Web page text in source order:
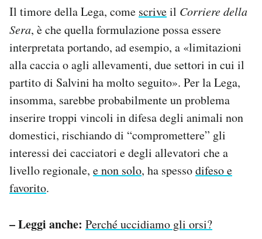
Il timore della Lega, come scriveil Corriere della
Sera, è che quella formulazione possa essere
interpretata portando, ad esempio, a «limitazioni
alla caccia o agli allevamenti, due settori in cui il
partito di Salvini ha molto seguito». Per la Lega,
insomma, sarebbe probabilmente un problema
inserire troppi vincoli in difesa degli animali non
domestici, rischiando di “compromettere” gli
interessi dei cacciatori e degli allevatori che a
livello regionale, e non solo, ha spessodifeso e
favorito.
– Leggi anche: Perché uccidiamo gli orsi?